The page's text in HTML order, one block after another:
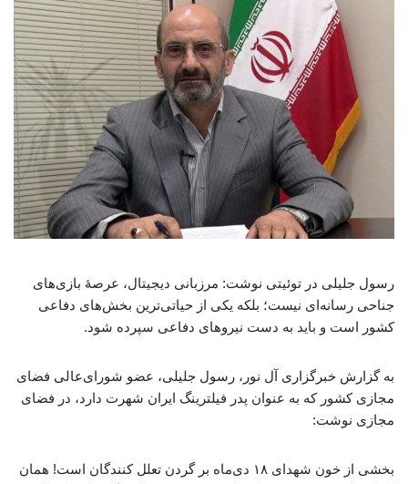
رسول جلیلی در توئیتی نوشت: مرزبانی دیجیتال، عرصهٔ بازی‌های
جناحی رسانه‌ای نیست؛ بلکه یکی از حیاتی‌ترین بخش‌های دفاعی
کشور است و باید به دست نیروهای دفاعی سپرده شود.
به گزارش خبرگزاری آل نور، رسول جلیلی، عضو شورای‌عالی فضای
مجازی کشور که به عنوان پدر فیلترینگ ایران شهرت دارد، در فضای
مجازی نوشت:
بخشی از خون شهدای ۱۸ دی‌ماه بر گردن تعلل کنندگان است! همان